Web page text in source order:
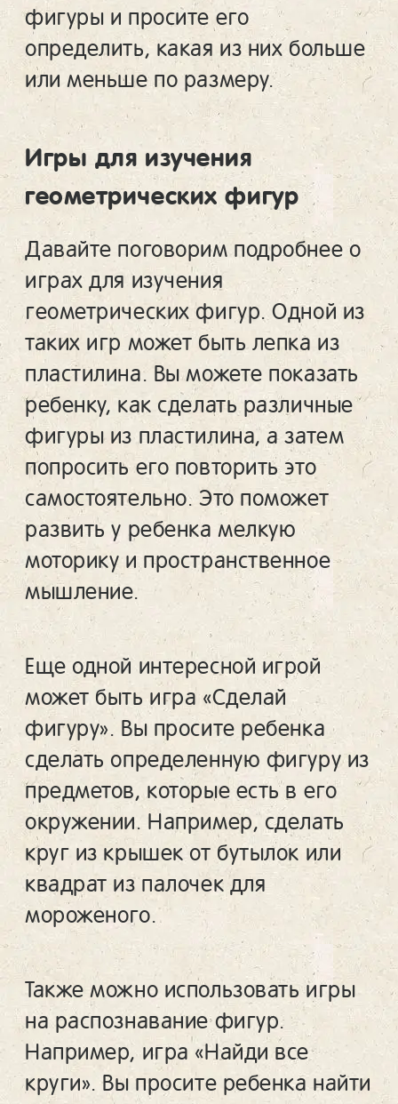
фигуры и просите его
определить, какая из них больше
или меньше по размеру.
Игры для изучения
геометрических фигур
Давайте поговорим подробнее о
играх для изучения
геометрических фигур. Одной из
таких игр может быть лепка из
пластилина. Вы можете показать
ребенку, как сделать различные
фигуры из пластилина, а затем
попросить его повторить это
самостоятельно. Это поможет
развить у ребенка мелкую
моторику и пространственное
мышление.
Еще одной интересной игрой
может быть игра «Сделай
фигуру». Вы просите ребенка
сделать определенную фигуру из
предметов, которые есть в его
окружении. Например, сделать
круг из крышек от бутылок или
квадрат из палочек для
мороженого.
Также можно использовать игры
на распознавание фигур.
Например, игра «Найди все
круги». Вы просите ребенка найти